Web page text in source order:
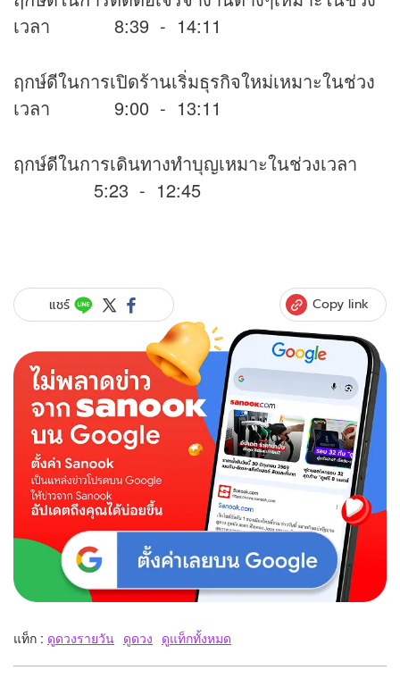
เวลา 8:39 - 14:11
ฤกษ์ดีในการเปิดร้านเริ่มธุรกิจใหม่เหมาะในช่วง
เวลา 9:00 - 13:11
ฤกษ์ดีในการเดินทางทำบุญเหมาะในช่วงเวลา
5:23 - 12:45
แชร์ Copy link
แท็ก : ดูดวงรายวัน ดูดวง ดูแท็กทั้งหมด